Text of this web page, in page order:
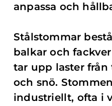
anpassa och
Stålstommar
balkar och
tar upp laster från
och snö.
industriellt, ofta i